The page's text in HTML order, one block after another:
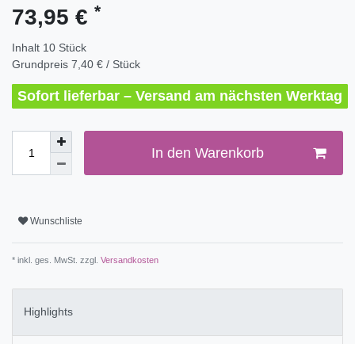
73,95 € *
Inhalt 10 Stück
Grundpreis 7,40 € / Stück
Sofort lieferbar – Versand am nächsten Werktag
In den Warenkorb
Wunschliste
* inkl. ges. MwSt. zzgl. Versandkosten
Highlights